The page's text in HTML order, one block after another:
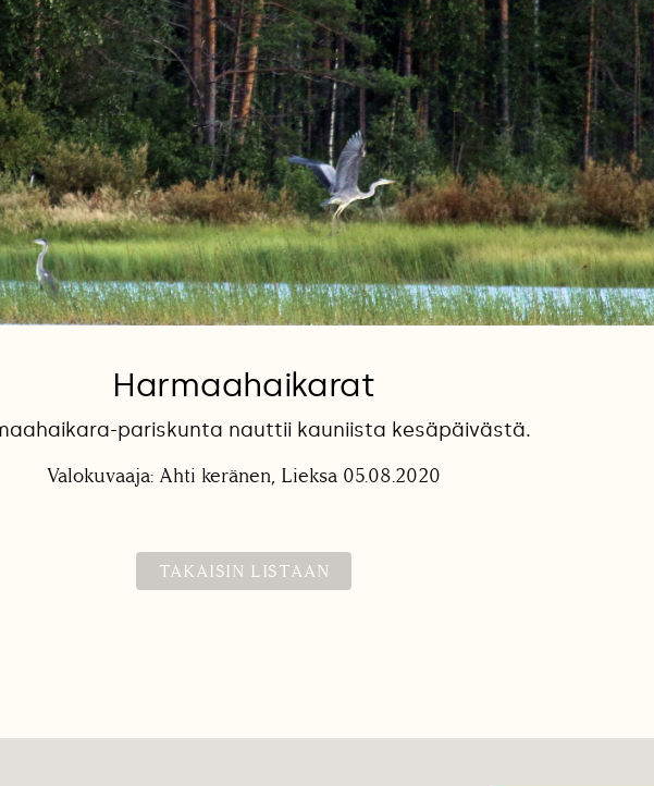
Harmaahaikarat
pariskunta nauttii kauniista kesäpäivästä.
Valokuvaaja: Ahti keränen, Lieksa 05.08.2020
TAKAISIN LISTAAN